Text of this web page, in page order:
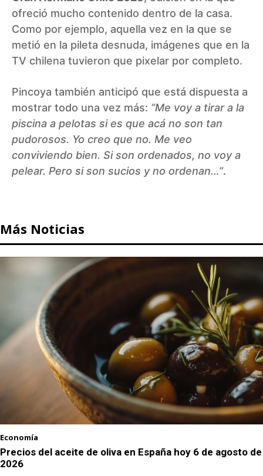
ofreció mucho contenido dentro de la casa.
Como por ejemplo, aquella vez en la que se
metió en la pileta desnuda, imágenes que en la
TV chilena tuvieron que pixelar por completo.
Pincoya también anticipó que está dispuesta a
mostrar todo una vez más: “Me voy a tirar a la
piscina a pelotas si es que acá no son tan
pudorosos. Yo creo que no. Me veo
conviviendo bien. Si son ordenados, no voy a
pelear. Pero si son sucios y no ordenan…”.
Más Noticias
Economía
Precios del aceite de oliva en España hoy 6 de agosto de
2026